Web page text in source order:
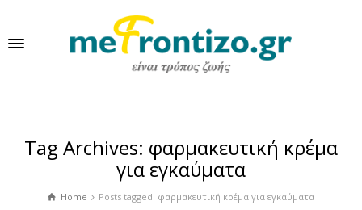
Tag Archives: φαρμακευτική κρέμα
για εγκαύματα
Home Posts tagged: φαρμακευτική κρέμα για εγκαύματα